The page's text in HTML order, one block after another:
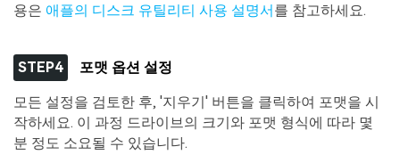
용은 애플의 디스크 유틸리티 사용 설명서를 참고하세요.
STEP4 포맷 옵션 설정
모든 설정을 검토한 후, '지우기' 버튼을 클릭하여 포맷을 시
작하세요. 이 과정 드라이브의 크기와 포맷 형식에 따라 몇
분 정도 소요될 수 있습니다.